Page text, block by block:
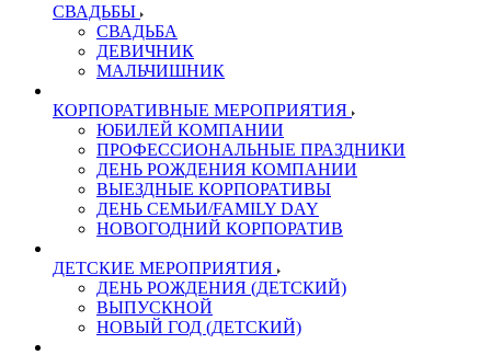
СВАДЬБЫ
СВАДЬБА
ДЕВИЧНИК
МАЛЬЧИШНИК
КОРПОРАТИВНЫЕ МЕРОПРИЯТИЯ
ЮБИЛЕЙ КОМПАНИИ
ПРОФЕССИОНАЛЬНЫЕ ПРАЗДНИКИ
ДЕНЬ РОЖДЕНИЯ КОМПАНИИ
ВЫЕЗДНЫЕ КОРПОРАТИВЫ
ДЕНЬ СЕМЬИ/FAMILY DAY
НОВОГОДНИЙ КОРПОРАТИВ
ДЕТСКИЕ МЕРОПРИЯТИЯ
ДЕНЬ РОЖДЕНИЯ (ДЕТСКИЙ)
ВЫПУСКНОЙ
НОВЫЙ ГОД (ДЕТСКИЙ)